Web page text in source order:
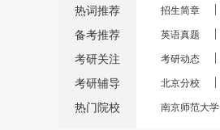
热词推荐
备考推荐
考研关注
考研辅导
热门院校
招生简章
英语真题
考研动态
北京分校
南京师范大学